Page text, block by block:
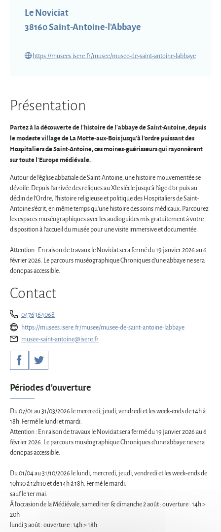
Le Noviciat
38160Saint-Antoine-l'Abbaye
https://musees.isere.fr/musee/musee-de-saint-antoine-labbaye
Présentation
Partez à la découverte de l'histoire de l'abbaye de Saint-Antoine, depuis
le modeste village de La Motte-aux-Bois jusqu'à l'ordre puissant des
Hospitaliers de Saint-Antoine, ces moines-guérisseurs qui rayonnèrent
sur toute l'Europe médiévale.
Autour de l'église abbatiale de Saint-Antoine, une histoire mouvementée se
dévoile. Depuis l'arrivée des reliques au XIe siècle jusqu'à l'âge d'or puis au
déclin de l'Ordre, l'histoire religieuse et politique des Hospitaliers de Saint-
Antoine s'écrit, en même temps qu'une histoire des soins médicaux. Parcourez
les espaces muséographiques avec les audioguides mis gratuitement à votre
disposition à l'accueil du musée pour une visite immersive et documentée.
Attention : En raison de travaux le Noviciat sera fermé du 19 janvier 2026 au 6
février 2026. Le parcours muséographique Chroniques d'une abbaye ne sera
donc pas accessible.
Contact
0476364068
https://musees.isere.fr/musee/musee-de-saint-antoine-labbaye
musee-saint-antoine@isere.fr
Périodes d'ouverture
Du 07/01 au 31/03/2026 le mercredi, jeudi, vendredi et les week-ends de 14h à
18h. Fermé le lundi et mardi.
Attention : En raison de travaux le Noviciat sera fermé du 19 janvier 2026 au 6
février 2026. Le parcours muséographique Chroniques d'une abbaye ne sera
donc pas accessible.
Du 01/04 au 31/10/2026 le lundi, mercredi, jeudi, vendredi et les week-ends de
10h30 à 12h30 et de 14h à 18h. Fermé le mardi.
sauf le 1er mai.
À l'occasion de la Médiévale, samedi 1er & dimanche 2 août : ouverture : 14h >
20h
lundi 3 août : ouverture : 14h > 18h.